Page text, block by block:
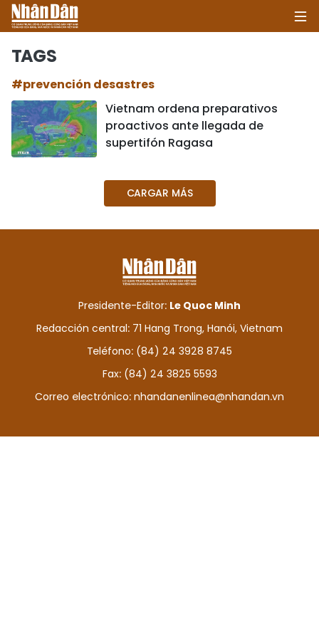
POLÍTICA
SOCIEDAD
SALUD - MEDIO AMBIENTE
CULTURA - ENTRETENIMIENTO
INTERNACIONAL
DEPORTES
VIAJES
PUENTE DE AMISTAD
HISTORIAS MULTIMEDIA
TAGS
#prevención desastres
Vietnam ordena preparativos
proactivos ante llegada de
supertifón Ragasa
CARGAR MÁS
Presidente-Editor: Le Quoc Minh
Redacción central: 71 Hang Trong, Hanói, Vietnam
Teléfono: (84) 24 3928 8745
Fax: (84) 24 3825 5593
Correo electrónico: nhandanenlinea@nhandan.vn